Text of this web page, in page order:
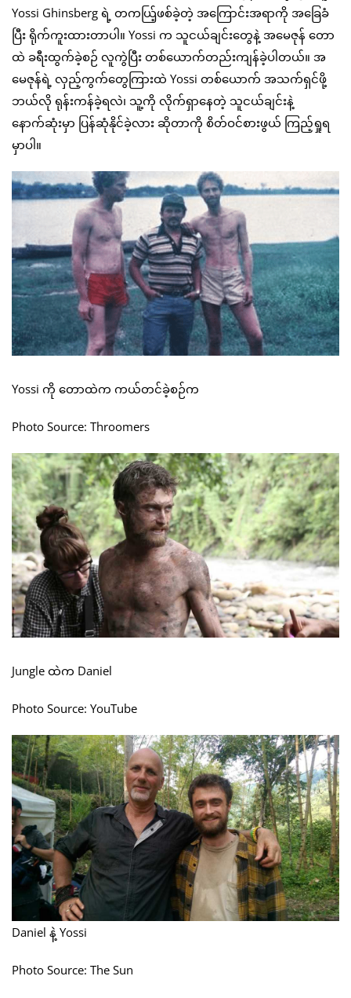
Yossi Ghinsberg ရဲ့ တကယ်ြ့ဖစ်ခဲ့တဲ့ အကြောင်းအရာကို အခြေခံ
ပြီး ရိုက်ကူးထားတာပါ။ Yossi က သူငယ်ချင်းတွေနဲ့ အမေဇုန် တော
ထဲ ခရီးထွက်ခဲ့စဉ် လူကွဲပြီး တစ်ယောက်တည်းကျန်ခဲ့ပါတယ်။ အ
မေဇုန်ရဲ့ လှည့်ကွက်တွေကြားထဲ Yossi တစ်ယောက် အသက်ရှင်ဖို့
ဘယ်လို ရုန်းကန်ခဲ့ရလဲ၊ သူ့ကို လိုက်ရှာနေတဲ့ သူငယ်ချင်းနဲ့
နောက်ဆုံးမှာ ပြန်ဆုံနိုင်ခဲ့လား ဆိုတာကို စိတ်ဝင်စားဖွယ် ကြည့်ရှုရ
မှာပါ။
Yossi ကို တောထဲက ကယ်တင်ခဲ့စဉ်က
Photo Source: Throomers
Jungle ထဲက Daniel
Photo Source: YouTube
Daniel နဲ့ Yossi
Photo Source: The Sun